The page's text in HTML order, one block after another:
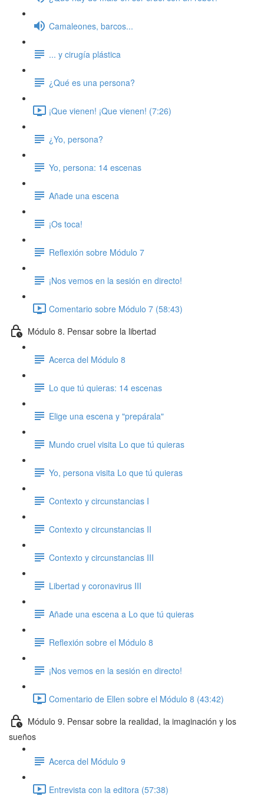
Camaleones, barcos...
... y cirugía plástica
¿Qué es una persona?
¡Que vienen! ¡Que vienen! (7:26)
¿Yo, persona?
Yo, persona: 14 escenas
Añade una escena
¡Os toca!
Reflexión sobre Módulo 7
¡Nos vemos en la sesión en directo!
Comentario sobre Módulo 7 (58:43)
Módulo 8. Pensar sobre la libertad
Acerca del Módulo 8
Lo que tú quieras: 14 escenas
Elige una escena y "prepárala"
Mundo cruel visita Lo que tú quieras
Yo, persona visita Lo que tú quieras
Contexto y circunstancias I
Contexto y circunstancias II
Contexto y circunstancias III
Libertad y coronavirus III
Añade una escena a Lo que tú quieras
Reflexión sobre el Módulo 8
¡Nos vemos en la sesión en directo!
Comentario de Ellen sobre el Módulo 8 (43:42)
Módulo 9. Pensar sobre la realidad, la imaginación y los
sueños
Acerca del Módulo 9
Entrevista con la editora (57:38)